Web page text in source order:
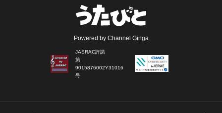
Powered by Channel Ginga
JASRAC許諾
第
9015876002Y31016
号